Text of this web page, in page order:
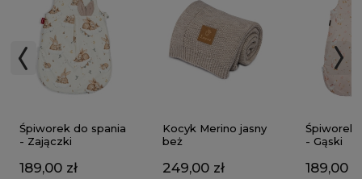
Śpiworek do spania
- Zajączki
189,00 zł
Kocyk Merino jasny
beż
249,00 zł
Śpiworek
- Gąski
189,00